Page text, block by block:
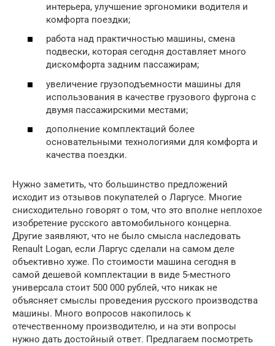
интерьера, улучшение эргономики водителя и
комфорта поездки;
работа над практичностью машины, смена
подвески, которая сегодня доставляет много
дискомфорта задним пассажирам;
увеличение грузоподъемности машины для
использования в качестве грузового фургона с
двумя пассажирскими местами;
дополнение комплектаций более
основательными технологиями для комфорта и
качества поездки.
Нужно заметить, что большинство предложений
исходит из отзывов покупателей о Ларгусе. Многие
снисходительно говорят о том, что это вполне неплохое
изобретение русского автомобильного концерна.
Другие заявляют, что не было смысла наследовать
Renault Logan, если Ларгус сделали на самом деле
объективно хуже. По стоимости машина сегодня в
самой дешевой комплектации в виде 5-местного
универсала стоит 500 000 рублей, что никак не
объясняет смыслы проведения русского производства
машины. Много вопросов накопилось к
отечественному производителю, и на эти вопросы
нужно дать достойный ответ. Предлагаем посмотреть